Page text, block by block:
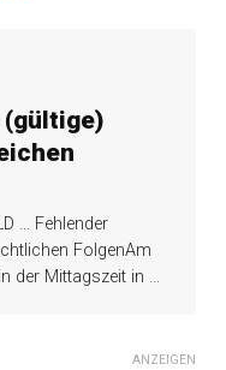
(gültige)
… Fehlender
FolgenAm
der Mittagszeit in ...
ANZEIGEN